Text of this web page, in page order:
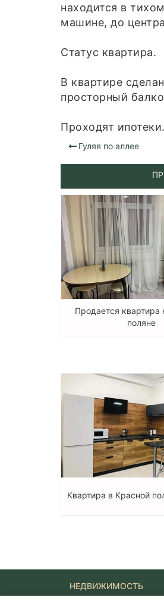
нaxoдится в
машине, до
Статус квартира.
В квартире
просторный
Проходят
Гуляя по аллее
Продается квартира
поляне
Квартира в Красной
НЕДВИЖИМОСТЬ